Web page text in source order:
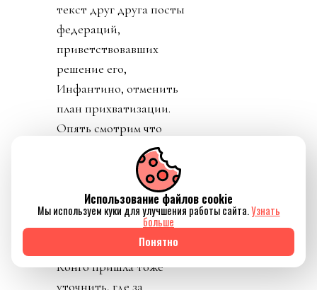
текст друг друга посты
федераций,
приветствовавших
решение его,
Инфантино, отменить
план прихватизации.
Опять смотрим что
такое «газлайтинг», а
равно и рассматриваем
подборку стран: Катар,
ОАЭ, Бутан, Шри
Ланка, Марокко.
Федерация футбола
Конго пришла тоже
уточнить, где за
Использование файлов cookie
Мы используем куки для улучшения работы сайта.Узнать
больше
Понятно